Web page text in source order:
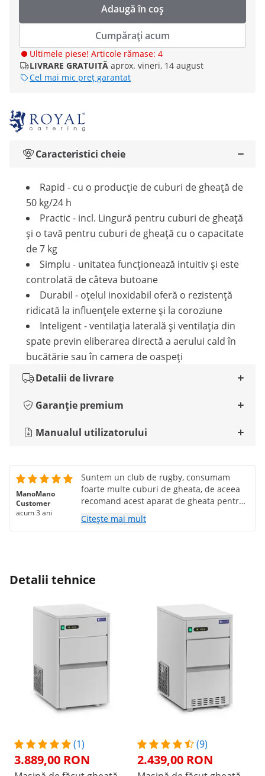
Adaugă în coș
Cumpărați acum
Ultimele piese! Articole rămase: 4
LIVRARE GRATUITĂ aprox. vineri, 14 august
Cel mai mic preț garantat
Caracteristici cheie
Rapid - cu o producție de cuburi de gheață de
50 kg/24 h
Practic - incl. Lingură pentru cuburi de gheață
și o tavă pentru cuburi de gheață cu o capacitate
de 7 kg
Simplu - unitatea funcționează intuitiv și este
controlată de câteva butoane
Durabil - oțelul inoxidabil oferă o rezistență
ridicată la influențele externe și la coroziune
Inteligent - ventilația laterală și ventilația din
spate previn eliberarea directă a aerului cald în
bucătărie sau în camera de oaspeți
Detalii de livrare
Garanție premium
Manualul utilizatorului
ManoMano
Customer
acum 3 ani
Suntem un club de rugby, consumam
foarte multe cuburi de gheata, de aceea
recomand acest aparat de gheata pentru
calitate si pret. Timp de livrare de top.
Citește mai mult
Detalii tehnice
(1)
3.889,00 RON
(9)
2.439,00 RON